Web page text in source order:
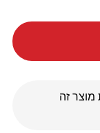
מוצר זה